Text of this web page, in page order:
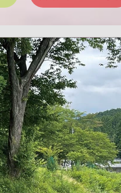
広実 遠藤
2021年12月11日
読了時間: 1分
高台サイトに
設置しました。
広実 遠藤
2022年6月29日